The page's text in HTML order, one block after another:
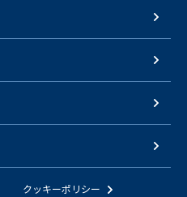
クッキーポリシー